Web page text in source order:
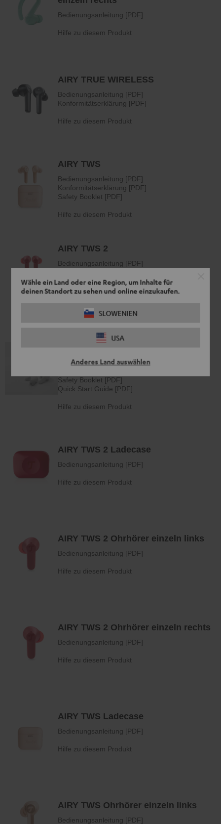
Wähle ein Land oder eine Region, um Inhalte für
deinen Standort zu sehen und online einzukaufen.
SLOWENIEN
USA
Anderes Land auswählen